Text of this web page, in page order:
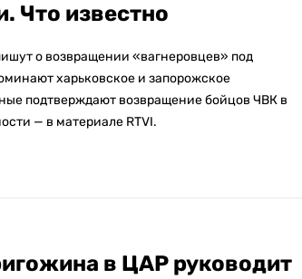
Что известно
о возвращении «вагнеровцев» под
харьковское и запорожское
подтверждают возвращение бойцов ЧВК в
— в материале RTVI.
в ЦАР руководит